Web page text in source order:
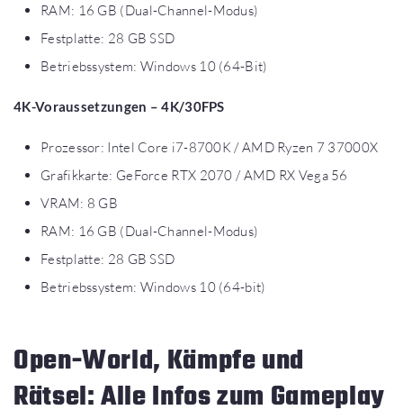
RAM: 16 GB (Dual-Channel-Modus)
Festplatte: 28 GB SSD
Betriebssystem: Windows 10 (64-Bit)
4K-Voraussetzungen – 4K/30FPS
Prozessor: Intel Core i7-8700K / AMD Ryzen 7 37000X
Grafikkarte: GeForce RTX 2070 / AMD RX Vega 56
VRAM: 8 GB
RAM: 16 GB (Dual-Channel-Modus)
Festplatte: 28 GB SSD
Betriebssystem: Windows 10 (64-bit)
Open-World, Kämpfe und
Rätsel: Alle Infos zum Gameplay